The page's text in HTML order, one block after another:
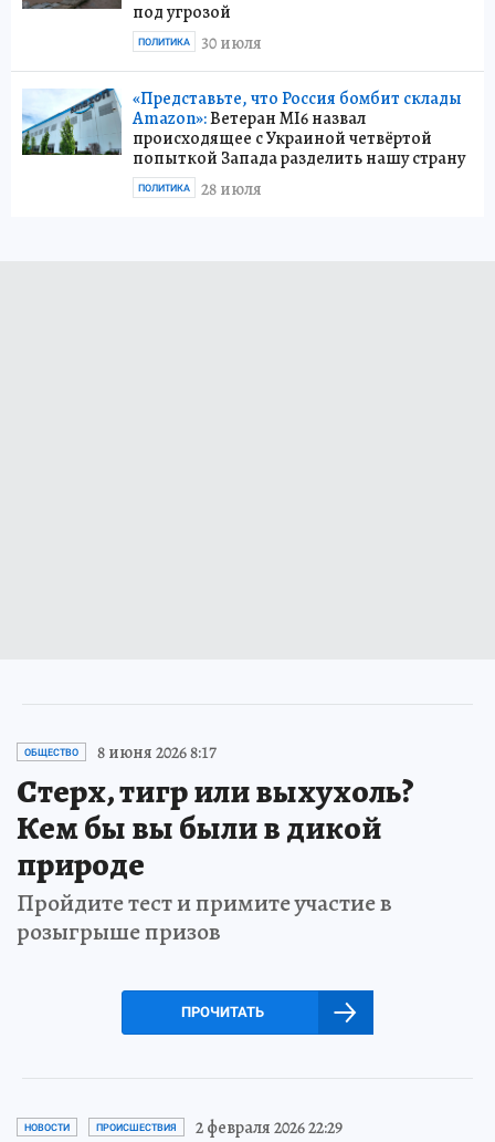
под угрозой
30 июля
ПОЛИТИКА
«Представьте, что Россия бомбит склады
Amazon»:Ветеран MI6 назвал
происходящее с Украиной четвёртой
попыткой Запада разделить нашу страну
28 июля
ПОЛИТИКА
ОБЩЕСТВО 8 июня 2026 8:17
Стерх, тигр или выхухоль?
Кем бы вы были в дикой
природе
Пройдите тест и примите участие в
розыгрыше призов
ПРОЧИТАТЬ
НОВОСТИ ПРОИСШЕСТВИЯ 2 февраля 2026 22:29